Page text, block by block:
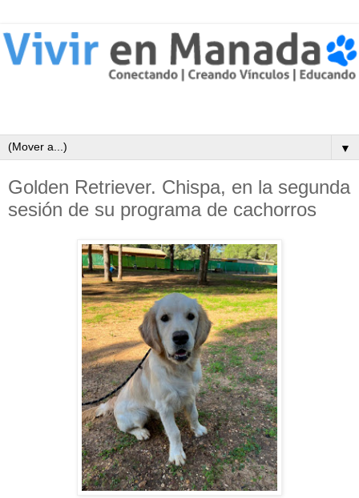
▼
Golden Retriever. Chispa, en la segunda
sesión de su programa de cachorros